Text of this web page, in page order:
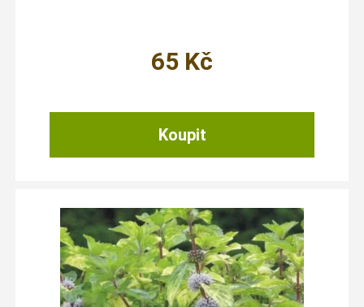
65 Kč